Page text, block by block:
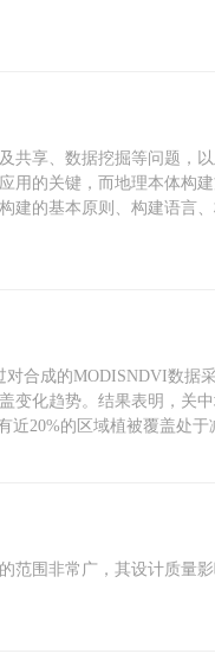
共享、数据挖掘等问题，
用的关键，而地理本体构
的基本原则、构建语言、
合成的MODISNDVI数据
变化趋势。结果表明，关
20%的区域植被覆盖处于
范围非常广，其设计质量